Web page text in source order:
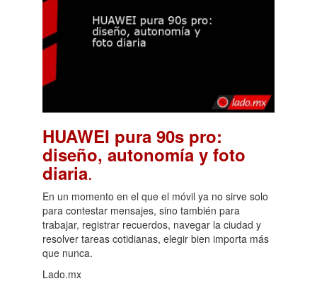
HUAWEI pura 90s pro:
diseño, autonomía y foto
diaria.
En un momento en el que el móvil ya no sirve solo
para contestar mensajes, sino también para
trabajar, registrar recuerdos, navegar la ciudad y
resolver tareas cotidianas, elegir bien importa más
que nunca.
Lado.mx